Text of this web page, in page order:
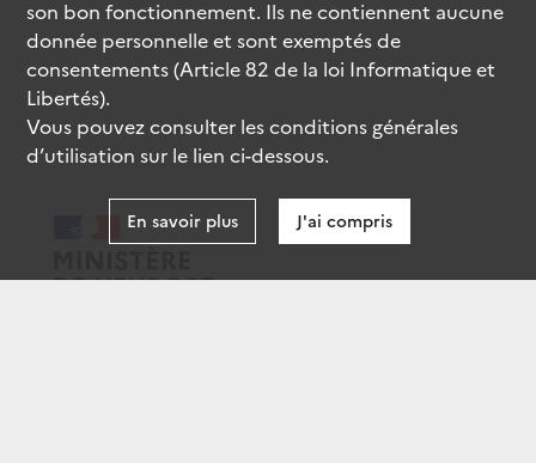
son bon fonctionnement. Ils ne contiennent aucune
donnée personnelle et sont exemptés de
consentements (Article 82 de la loi Informatique et
Libertés).
Vous pouvez consulter les conditions générales
d’utilisation sur le lien ci-dessous.
En savoir plus J'ai compris